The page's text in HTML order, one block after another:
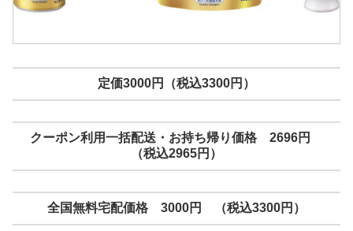
定価3000円（税込3300円）
クーポン利用一括配送・お持ち帰り価格 2696円
（税込2965円）
全国無料宅配価格 3000円 （税込3300円）